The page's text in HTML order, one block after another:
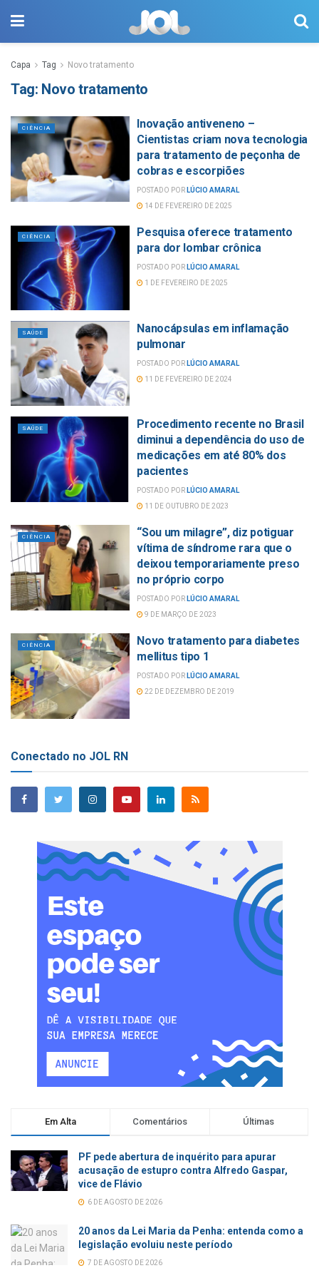
Capa Tag Novo tratamento
Tag: Novo tratamento
CIÊNCIA
Inovação antiveneno –
Cientistas criam nova tecnologia
para tratamento de peçonha de
cobras e escorpiões
POSTADO POR LÚCIO AMARAL
14 DE FEVEREIRO DE 2025
CIÊNCIA
Pesquisa oferece tratamento
para dor lombar crônica
POSTADO POR LÚCIO AMARAL
1 DE FEVEREIRO DE 2025
SAÚDE
Nanocápsulas em inflamação
pulmonar
POSTADO POR LÚCIO AMARAL
11 DE FEVEREIRO DE 2024
SAÚDE
Procedimento recente no Brasil
diminui a dependência do uso de
medicações em até 80% dos
pacientes
POSTADO POR LÚCIO AMARAL
11 DE OUTUBRO DE 2023
CIÊNCIA
“Sou um milagre”, diz potiguar
vítima de síndrome rara que o
deixou temporariamente preso
no próprio corpo
POSTADO POR LÚCIO AMARAL
9 DE MARÇO DE 2023
CIÊNCIA
Novo tratamento para diabetes
mellitus tipo 1
POSTADO POR LÚCIO AMARAL
22 DE DEZEMBRO DE 2019
Conectado no JOL RN
Em Alta Comentários Últimas
PF pede abertura de inquérito para apurar
acusação de estupro contra Alfredo Gaspar,
vice de Flávio
6 DE AGOSTO DE 2026
20 anos da Lei Maria da Penha: entenda como a
legislação evoluiu neste período
7 DE AGOSTO DE 2026